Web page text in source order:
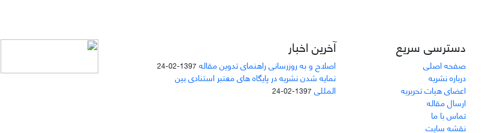
دسترسی سریع
صفحه اصلی
درباره نشریه
اعضای هیات تحریریه
ارسال مقاله
تماس با ما
نقشه سایت
آخرین اخبار
اصلاح و به روزرسانی راهنمای تدوین مقاله 1397-02-24
نمایه شدن نشریه در پایگاه های معتبر استنادی بین
المللی 1397-02-24